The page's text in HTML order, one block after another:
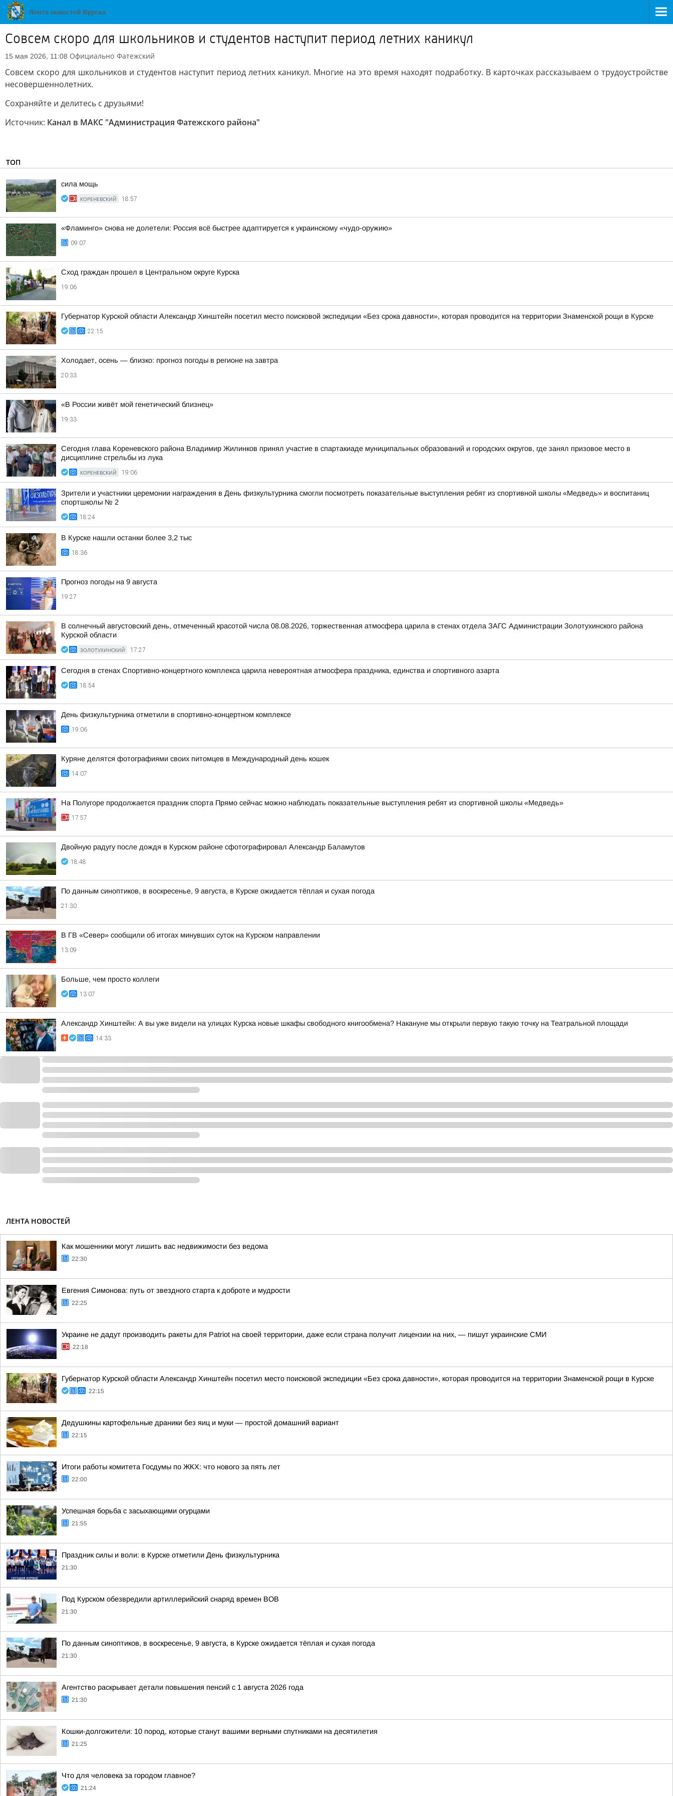
Совсем скоро для школьников и студентов наступит период летних каникул
15 мая 2026, 11:08 Официально Фатежский
Совсем скоро для школьников и студентов наступит период летних каникул. Многие на это время находят подработку. В карточках рассказываем о трудоустройстве
несовершеннолетних.
Сохраняйте и делитесь с друзьями!
Источник: Канал в МАКС "Администрация Фатежского района"
ТОП
сила мощь
КОРЕНЕВСКИЙ 18:57
«Фламинго» снова не долетели: Россия всё быстрее адаптируется к украинскому «чудо-оружию»
09:07
Сход граждан прошел в Центральном округе Курска
19:06
Губернатор Курской области Александр Хинштейн посетил место поисковой экспедиции «Без срока давности», которая проводится на территории Знаменской рощи в Курске
22:15
Холодает, осень — близко: прогноз погоды в регионе на завтра
20:33
«В России живёт мой генетический близнец»
19:33
Сегодня глава Кореневского района Владимир Жилинков принял участие в спартакиаде муниципальных образований и городских округов, где занял призовое место в
дисциплине стрельбы из лука
КОРЕНЕВСКИЙ 19:06
Зрители и участники церемонии награждения в День физкультурника смогли посмотреть показательные выступления ребят из спортивной школы «Медведь» и воспитаниц
спортшколы № 2
18:24
В Курске нашли останки более 3,2 тыс
18:36
Прогноз погоды на 9 августа
19:27
В солнечный августовский день, отмеченный красотой числа 08.08.2026, торжественная атмосфера царила в стенах отдела ЗАГС Администрации Золотухинского района
Курской области
ЗОЛОТУХИНСКИЙ 17:27
Сегодня в стенах Спортивно-концертного комплекса царила невероятная атмосфера праздника, единства и спортивного азарта
18:54
День физкультурника отметили в спортивно-концертном комплексе
19:06
Куряне делятся фотографиями своих питомцев в Международный день кошек
14:07
На Полугоре продолжается праздник спорта Прямо сейчас можно наблюдать показательные выступления ребят из спортивной школы «Медведь»
17:57
Двойную радугу после дождя в Курском районе сфотографировал Александр Баламутов
18:48
По данным синоптиков, в воскресенье, 9 августа, в Курске ожидается тёплая и сухая погода
21:30
В ГВ «Север» сообщили об итогах минувших суток на Курском направлении
13:09
Больше, чем просто коллеги
13:07
Александр Хинштейн: А вы уже видели на улицах Курска новые шкафы свободного книгообмена? Накануне мы открыли первую такую точку на Театральной площади
14:33
ЛЕНТА НОВОСТЕЙ
Как мошенники могут лишить вас недвижимости без ведома
22:30
Евгения Симонова: путь от звездного старта к доброте и мудрости
22:25
Украине не дадут производить ракеты для Patriot на своей территории, даже если страна получит лицензии на них, — пишут украинские СМИ
22:18
Губернатор Курской области Александр Хинштейн посетил место поисковой экспедиции «Без срока давности», которая проводится на территории Знаменской рощи в Курске
22:15
Дедушкины картофельные драники без яиц и муки — простой домашний вариант
22:15
Итоги работы комитета Госдумы по ЖКХ: что нового за пять лет
22:00
Успешная борьба с засыхающими огурцами
21:55
Праздник силы и воли: в Курске отметили День физкультурника
21:30
Под Курском обезвредили артиллерийский снаряд времен ВОВ
21:30
По данным синоптиков, в воскресенье, 9 августа, в Курске ожидается тёплая и сухая погода
21:30
Агентство раскрывает детали повышения пенсий с 1 августа 2026 года
21:30
Кошки-долгожители: 10 пород, которые станут вашими верными спутниками на десятилетия
21:25
Что для человека за городом главное?
21:24